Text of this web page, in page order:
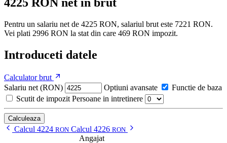
Pentru un salariu net de 4225 RON, salariul brut este 7221 RON.
Vei plati 2996 RON la stat din care 469 RON impozit.
Introduceti datele
Calculator brut
Salariu net (RON)
Optiuni avansate
Functie de baza
Scutit de impozit Persoane in intretinere
Calculeaza
Calcul 4224 RON Calcul 4226 RON
Angajat